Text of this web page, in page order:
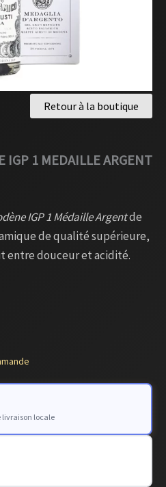
Retour à la boutique
IGP 1 MEDAILLE ARGENT
IGP 1 Médaille Argentde
de qualité supérieure,
entre douceur et acidité.
livraison locale